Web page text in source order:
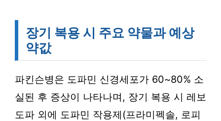
장기 복용 시 주요 약물과 예상
약값
파킨슨병은 도파민 신경세포가 60~80% 소
실된 후 증상이 나타나며, 장기 복용 시 레보
도파 외에 도파민 작용제(프라미펙솔, 로피